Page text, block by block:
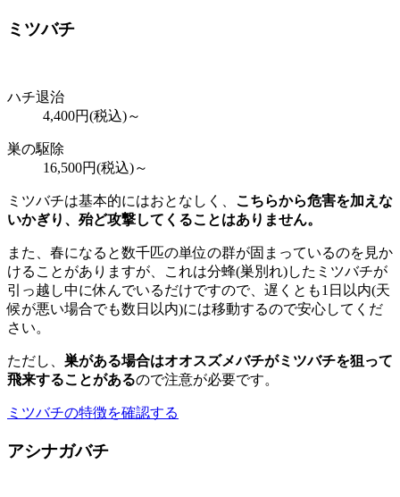
ミツバチ
ハチ退治
4,400円(税込)～
巣の駆除
16,500円(税込)～
ミツバチは基本的にはおとなしく、 こちらから危害を加えな
いかぎり、殆ど攻撃してくることはありません。
また、春になると数千匹の単位の群が固まっているのを見か
けることがありますが、これは分蜂(巣別れ)したミツバチが
引っ越し中に休んでいるだけですので、遅くとも1日以内(天
候が悪い場合でも数日以内)には移動するので安心してくだ
さい。
ただし、 巣がある場合はオオスズメバチがミツバチを狙って
飛来することがあるので注意が必要です。
ミツバチの特徴を確認する
アシナガバチ